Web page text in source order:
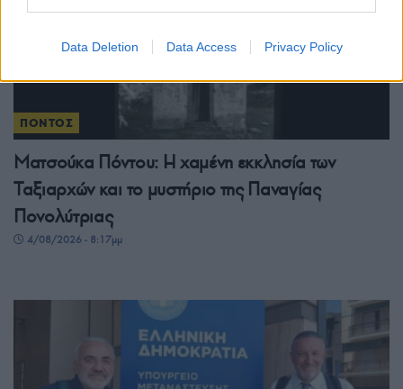
Data Deletion Data Access Privacy Policy
ΠΟΝΤΟΣ
Ματσούκα Πόντου: Η χαμένη εκκλησία των
Ταξιαρχών και το μυστήριο της Παναγίας
Πονολύτριας
4/08/2026 - 8:17μμ